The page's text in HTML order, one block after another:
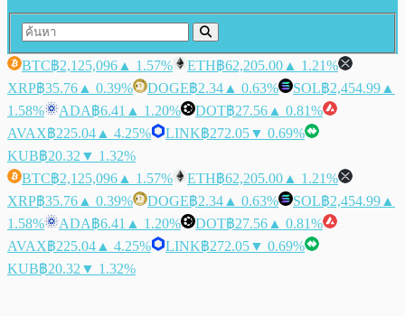
BTC฿2,125,096 ▲ 1.57% ETH฿62,205.00 ▲ 1.21%
XRP฿35.76 ▲ 0.39% DOGE฿2.34 ▲ 0.63% SOL฿2,454.99 ▲
1.58%
ADA฿6.41 ▲ 1.20% DOT฿27.56 ▲ 0.81%
AVAX฿225.04 ▲ 4.25% LINK฿272.05▼ 0.69%
KUB฿20.32 ▼ 1.32%
BTC฿2,125,096 ▲ 1.57% ETH฿62,205.00 ▲ 1.21%
XRP฿35.76 ▲ 0.39% DOGE฿2.34 ▲ 0.63% SOL฿2,454.99 ▲
1.58%
ADA฿6.41 ▲ 1.20% DOT฿27.56 ▲ 0.81%
AVAX฿225.04 ▲ 4.25% LINK฿272.05▼ 0.69%
KUB฿20.32 ▼ 1.32%